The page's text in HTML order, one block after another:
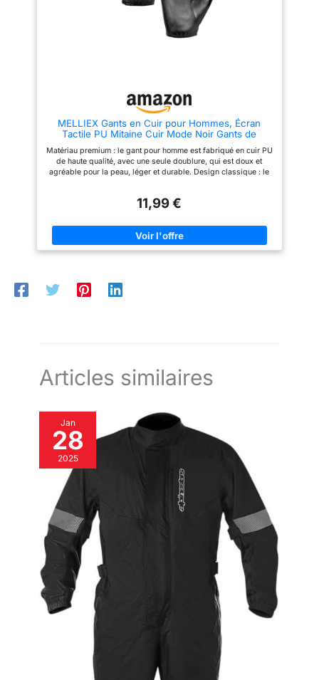
superbes compétences vous
fourniront d'excellents produits,
une équipe professionnelle
vous fournira nos meilleurs
MELLIEX Gants en Cuir pour Hommes, Écran
Tactile PU Mitaine Cuir Mode Noir Gants de
Matériau premium : le gant pour homme est fabriqué en cuir PU
de haute qualité, avec une seule doublure, qui est doux et
agréable pour la peau, léger et durable. Design classique : le
noire mate rend les gants plus modernes et texturés.
artificiel est exquis et résistant, la partie du doigt est allongée
et élargie, confortable à utiliser et met en valeur la fine ligne du
doigt. Fonction d'écran tactile - Les gants en faux cuir pour
retirer le gant. Large utilisation : nos gants en cuir sans
11,99 €
Articles similaires
Jan
28
2025